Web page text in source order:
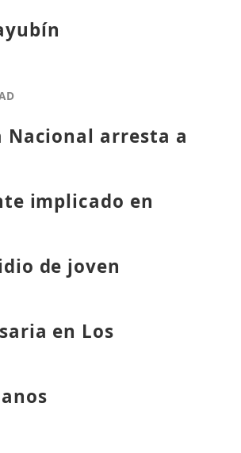
Nacional arresta a
implicado en
de joven
en Los